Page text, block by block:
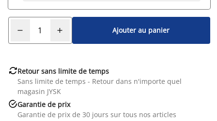
Ajouter au panier
Retour sans limite de temps
Sans limite de temps - Retour dans n'importe quel
magasin JYSK
Garantie de prix
Garantie de prix de 30 jours sur tous nos articles